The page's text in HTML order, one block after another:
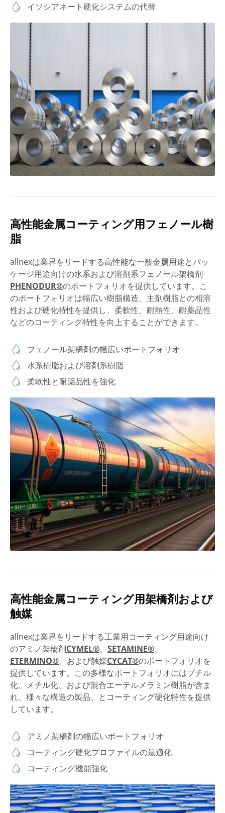
イソシアネート硬化システムの代替
高性能金属コーティング用フェノール樹
脂
allnexは業界をリードする高性能な一般金属用途とパッ
ケージ用途向けの水系および溶剤系フェノール架橋剤
PHENODUR®のポートフォリオを提供しています。こ
のポートフォリオは幅広い樹脂構造、主剤樹脂との相溶
性および硬化特性を提供し、柔軟性、耐熱性、耐薬品性
などのコーティング特性を向上することができます。
フェノール架橋剤の幅広いポートフォリオ
水系樹脂および溶剤系樹脂
柔軟性と耐薬品性を強化
高性能金属コーティング用架橋剤および
触媒
allnexは業界をリードする工業用コーティング用途向け
のアミノ架橋剤CYMEL®、 SETAMINE®、
ETERMINO®、および触媒CYCAT®のポートフォリオを
提供しています。この多様なポートフォリオにはブチル
化、メチル化、および混合エーテルメラミン樹脂が含ま
れ、様々な構造の製品、とコーティング硬化特性を提供
しています。
アミノ架橋剤の幅広いポートフォリオ
コーティング硬化プロファイルの最適化
コーティング機能強化